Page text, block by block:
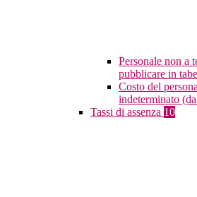
Personale non a
pubblicare in
Costo del
indeterminato
Tassi di assenza 10